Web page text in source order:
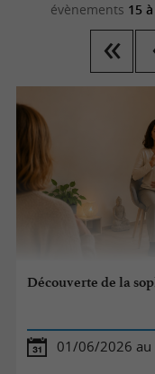
évènements 15
Découverte de la
01/06/2026